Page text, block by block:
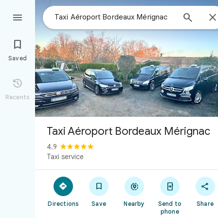
 


Saved

Recents
Taxi Aéroport Bordeaux Mérignac
4.9
Taxi service

Directions

Save

Nearby

Send to
phone

Share